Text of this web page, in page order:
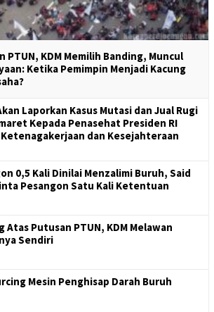
PTUN, KDM Memilih Banding, Muncul
Ketika Pemimpin Menjadi Kacung
Laporkan Kasus Mutasi dan Jual Rugi
Kepada Penasehat Presiden RI
dan Kesejahteraan
0,5 Kali Dinilai Menzalimi Buruh, Said
Pesangon Satu Kali Ketentuan
Atas Putusan PTUN, KDM Melawan
Sendiri
Mesin Penghisap Darah Buruh